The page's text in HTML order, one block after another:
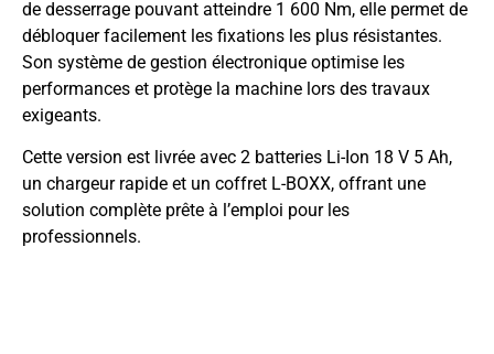
de desserrage pouvant atteindre 1 600 Nm, elle permet de
débloquer facilement les fixations les plus résistantes.
Son système de gestion électronique optimise les
performances et protège la machine lors des travaux
exigeants.
Cette version est livrée avec 2 batteries Li-Ion 18 V 5 Ah,
un chargeur rapide et un coffret L-BOXX, offrant une
solution complète prête à l’emploi pour les
professionnels.